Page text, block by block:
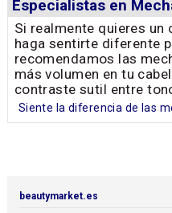
Especialistas en
Si realmente quieres un
haga sentirte diferente
recomendamos las
más volumen en tu
contraste sutil entre
Siente la diferencia de las
beautymarket.es